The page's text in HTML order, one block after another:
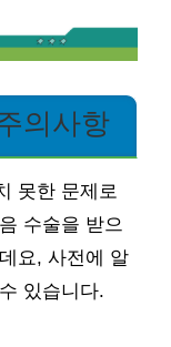
의사항
못한 문제로
수술을 받으
요, 사전에 알
있습니다.